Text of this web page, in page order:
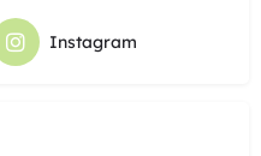
Instagram